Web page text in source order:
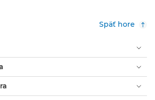
Späť hore